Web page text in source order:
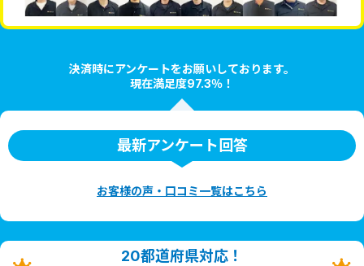
決済時にアンケートをお願いしております。
現在満足度97.3％！
最新アンケート回答
お客様の声・口コミ一覧はこちら
20都道府県対応！